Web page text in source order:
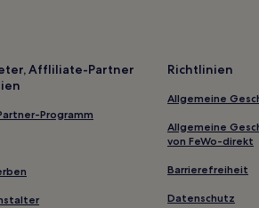
Tai'an Hotels
Hotels nahe Dongping-See
Hotels nahe Zoucheng Museum
Affliliate-Partner
Programm
Richtlinien
Allgemeine
Allgemeine
von FeWo-direkt
Barrierefreiheit
Datenschutz